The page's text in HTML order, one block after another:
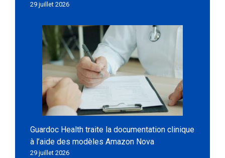
29 juillet 2026
Guardoc Health traite la documentation clinique
à l’aide des modèles Amazon Nova
29 juillet 2026